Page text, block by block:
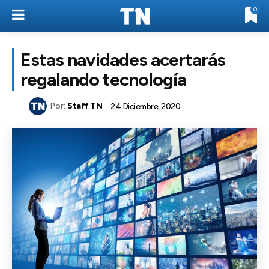
0
Estas navidades acertarás
regalando tecnología
Por: Staff TN 24 Diciembre, 2020